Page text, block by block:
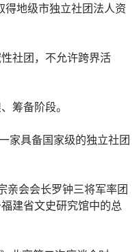
得地级市独立社团法人资
社团，不允许跨界活
筹备阶段。
家具备国家级的独立社团
亲会会长罗钟三将军率团
建省文史研究馆中的总